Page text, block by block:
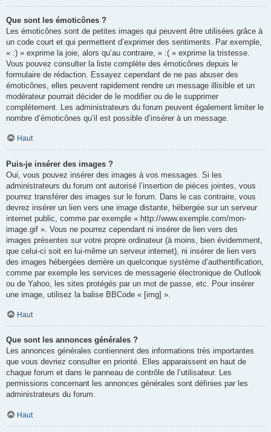
Que sont les émoticônes ?
Les émoticônes sont de petites images qui peuvent être utilisées grâce à
un code court et qui permettent d’exprimer des sentiments. Par exemple,
« :) » exprime la joie, alors qu’au contraire, « :( » exprime la tristesse.
Vous pouvez consulter la liste complète des émoticônes depuis le
formulaire de rédaction. Essayez cependant de ne pas abuser des
émoticônes, elles peuvent rapidement rendre un message illisible et un
modérateur pourrait décider de le modifier ou de le supprimer
complètement. Les administrateurs du forum peuvent également limiter le
nombre d’émoticônes qu’il est possible d’insérer à un message.
Haut
Puis-je insérer des images ?
Oui, vous pouvez insérer des images à vos messages. Si les
administrateurs du forum ont autorisé l’insertion de pièces jointes, vous
pourrez transférer des images sur le forum. Dans le cas contraire, vous
devrez insérer un lien vers une image distante, hébergée sur un serveur
internet public, comme par exemple « http://www.exemple.com/mon-
image.gif ». Vous ne pourrez cependant ni insérer de lien vers des
images présentes sur votre propre ordinateur (à moins, bien évidemment,
que celui-ci soit en lui-même un serveur internet), ni insérer de lien vers
des images hébergées derrière un quelconque système d’authentification,
comme par exemple les services de messagerie électronique de Outlook
ou de Yahoo, les sites protégés par un mot de passe, etc. Pour insérer
une image, utilisez la balise BBCode « [img] ».
Haut
Que sont les annonces générales ?
Les annonces générales contiennent des informations très importantes
que vous devriez consulter en priorité. Elles apparaissent en haut de
chaque forum et dans le panneau de contrôle de l’utilisateur. Les
permissions concernant les annonces générales sont définies par les
administrateurs du forum.
Haut